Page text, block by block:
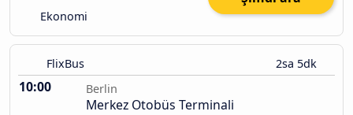
Ekonomi
FlixBus 2sa 5dk
10:00 Berlin
Merkez Otobüs Terminali